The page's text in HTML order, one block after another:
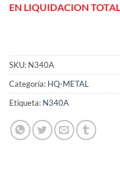
EN LIQUIDACION
SKU: N340A
Categoría: HQ-METAL
Etiqueta: N340A